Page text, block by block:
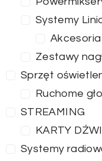
Systemy
Zestawy
Sprzęt
Ruchome
STREAMING
KARTY
Systemy